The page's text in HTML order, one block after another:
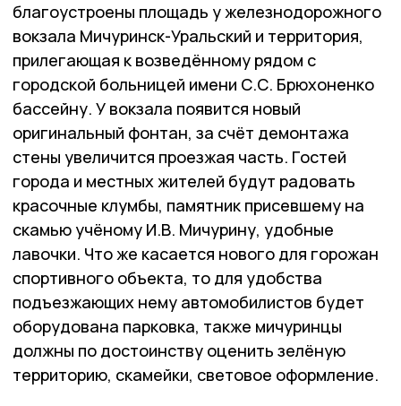
благоустроены площадь у железнодорожного
вокзала Мичуринск-Уральский и территория,
прилегающая к возведённому рядом с
городской больницей имени С.С. Брюхоненко
бассейну. У вокзала появится новый
оригинальный фонтан, за счёт демонтажа
стены увеличится проезжая часть. Гостей
города и местных жителей будут радовать
красочные клумбы, памятник присевшему на
скамью учёному И.В. Мичурину, удобные
лавочки. Что же касается нового для горожан
спортивного объекта, то для удобства
подъезжающих нему автомобилистов будет
оборудована парковка, также мичуринцы
должны по достоинству оценить зелёную
территорию, скамейки, световое оформление.